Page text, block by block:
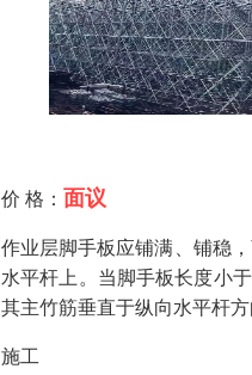
价 格： 面议
作业层脚手板应铺满、铺稳
水平杆上。当脚手板长度小
其主竹筋垂直于纵向水平杆
施工